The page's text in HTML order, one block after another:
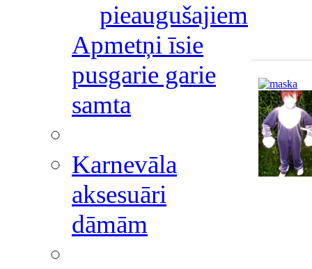
pieaugušajiem
Apmetņi īsie
pusgarie garie
samta
Karnevāla
aksesuāri
dāmām